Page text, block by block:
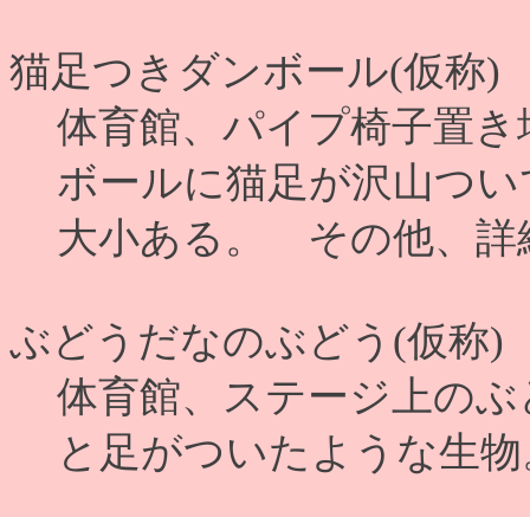
猫足つきダンボール(仮称)
体育館、パイプ椅子置
ボールに猫足が沢山つ
大小ある。 その他、詳
ぶどうだなのぶどう(仮称)
体育館、ステージ上の
と足がついたような生